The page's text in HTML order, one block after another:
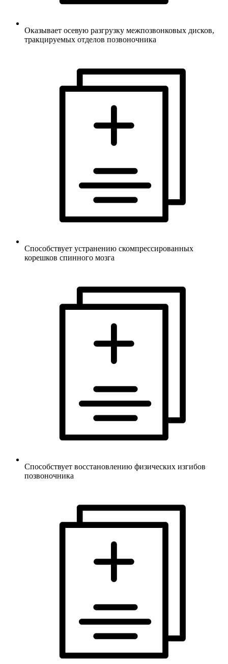
Оказывает осевую разгрузку межпозвонковых дисков,
тракцируемых отделов позвоночника
Способствует устранению скомпрессированных
корешков спинного мозга
Способствует восстановлению физических изгибов
позвоночника